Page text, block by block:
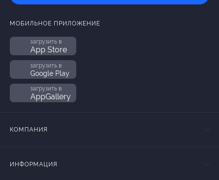
МОБИЛЬНОЕ ПРИЛОЖЕНИЕ
загрузить в
App Store
загрузить в
Google Play
загрузить в
AppGallery
КОМПАНИЯ
ИНФОРМАЦИЯ